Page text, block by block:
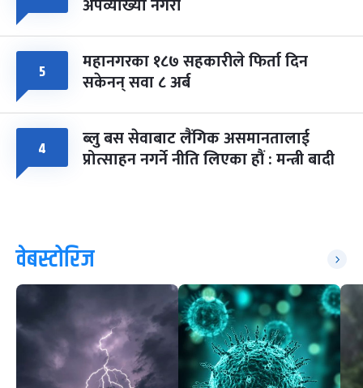
अपव्याख्या नगरौं
५ महानगरका १८७ सहकारीले फिर्ता दिन
सकेनन् सवा ८ अर्ब
४ ब्लु बस सेवाबाट लैंगिक असमानतालाई
प्रोत्साहन नगर्ने नीति लिएका हौं : मन्त्री बादी
वेबस्टोरिज